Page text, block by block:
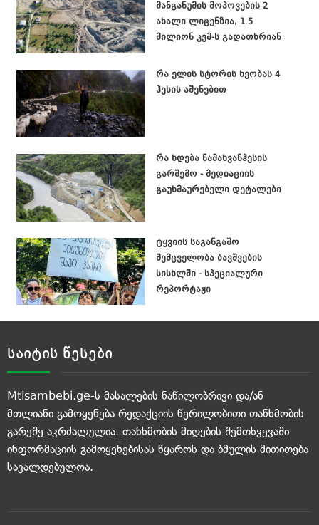
მანგანუმის მოპოვების 2
ახალი ლიცენზია, 1.5
მილიონ კვმ-ს გადათხრიან
რა ელის სტორის ხეობას 4
ჰესის აშენებით
რა ხდება ნამახვანჰესის
გარშემო - მედიაციის
გაუხმაურებელი დეტალები
ტყვიის საგანგაშო
შემცველობა ბავშვების
სისხლში - სპეციალური
რეპორტაჟი
საიტის წესები
Mtisambebi.ge-ს მასალების ნაწილობრივი და/ან
მთლიანი გამოყენება რედაქციის წერილობითი თანხმობის
გარეშე აკრძალულია. თანხმობის მიღების შემთხვევაში
ინფორმაციის გამოყენებისას წყაროს და ბმულის მითითება
სავალდებულოა.